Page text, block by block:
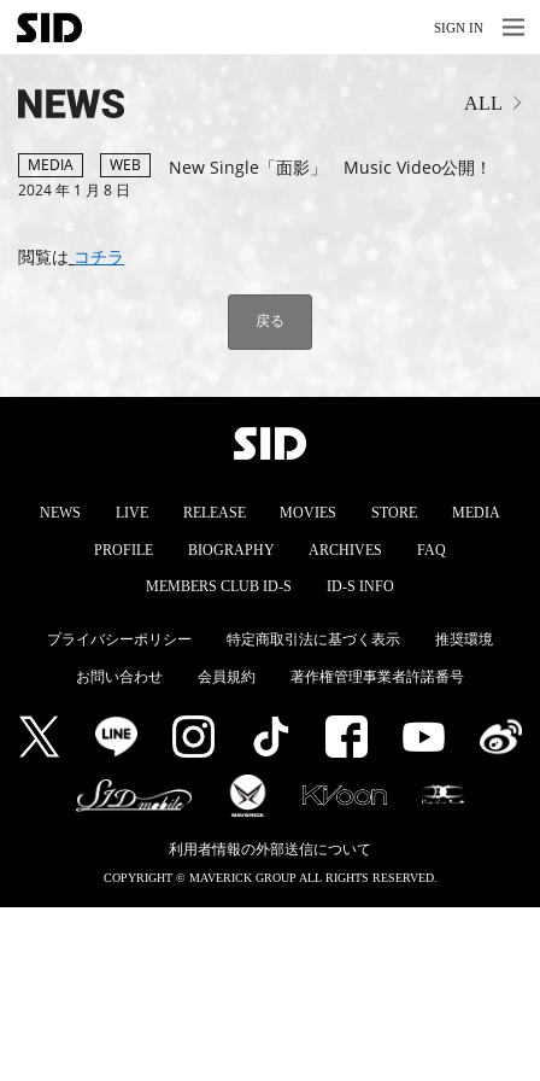
SIGN IN
NEWS
RELEASE
BIOGRAPHY
MEMBERS CLUB ID-S
ID-S INFO
日本語
English
ALL
MEDIA WEB New Single「面影」 Music Video公開！
2024 年 1 月 8 日
閲覧は コチラ
戻る
NEWS LIVE RELEASE MOVIES STORE MEDIA
PROFILE BIOGRAPHY ARCHIVES FAQ
MEMBERS CLUB ID-S ID-S INFO
プライバシーポリシー 特定商取引法に基づく表示 推奨環境
お問い合わせ 会員規約 著作権管理事業者許諾番号
利用者情報の外部送信について
COPYRIGHT © MAVERICK GROUP ALL RIGHTS RESERVED.